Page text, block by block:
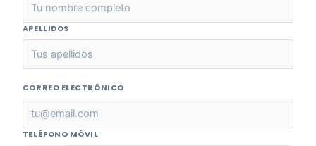
APELLIDOS
CORREO ELECTRÓNICO
TELÉFONO MÓVIL